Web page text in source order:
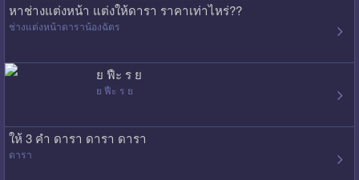
หาช่างแต่งหน้า แต่งให้ดารา ราคาเท่าไหร่??
ช่างแต่งหน้าดาราน้องฉัตร
ย ฟืะ ร ย
ย ฟืะ ร ย
ให้ 3 คำ ดารา ดารา ดารา
ดารา